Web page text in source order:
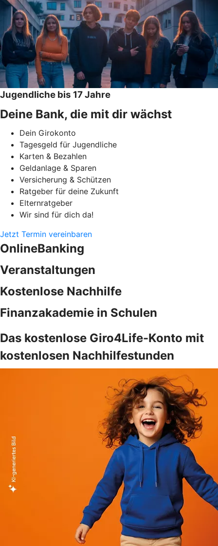
Jugendliche bis 17 Jahre
Deine Bank, die mit dir wächst
Dein Girokonto
Tagesgeld für Jugendliche
Karten & Bezahlen
Geldanlage & Sparen
Versicherung & Schützen
Ratgeber für deine Zukunft
Elternratgeber
Wir sind für dich da!
Jetzt Termin vereinbaren
OnlineBanking
Veranstaltungen
Kostenlose Nachhilfe
Finanzakademie in Schulen
Das kostenlose Giro4Life-Konto mit
kostenlosen Nachhilfestunden